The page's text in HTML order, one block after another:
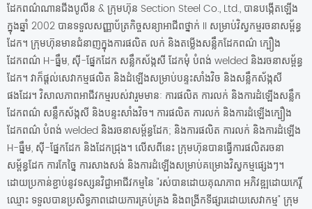
ដែកពណ៌ណានជីងបូលីន & ក្រុមហ៊ុន Section Steel Co., Ltd., បានបង្កើតឡើង
ក្នុងឆ្នាំ 2002 បានទទួលសញ្ញាប័ត្រកិច្ចសន្យាអាជីពថ្នាក់ II សម្រាប់វិស្វកម្មរចនាសម្ព័ន្ធ
ដែក។ ក្រុមហ៊ុនមានជំនាញក្នុងការផលិត លក់ និងតម្លើងសន្លឹកដែកពណ៌ ក្បឿង
ដែកពណ៌ H-ធ្នឹម, ស៊ី-ផ្នែកដែក សន្លឹកស័ង្កសី ដែកមុំ បំពង់ welded និងរចនាសម្ព័ន្ធ
ដែក។ វាក៏ផ្តល់សេវាកម្មផលិត និងដំឡើងសម្រាប់បន្ទះសាំងវិច និងសន្លឹកស័ង្កសី
ផងដែរ។ វិសាលភាពអាជីវកម្មរបស់វារួមមានៈ ការផលិត ការលក់ និងការដំឡើងសន្លឹក
ដែកពណ៌ សន្លឹកស័ង្កសី និងបន្ទះសាំងវិច។ ការផលិត ការលក់ និងការដំឡើងក្បឿង
ដែកពណ៌ បំពង់ welded និងរចនាសម្ព័ន្ធដែក; និងការផលិត ការលក់ និងការដំឡើង
H-ធ្នឹម, ស៊ី-ផ្នែកដែក និងដែកជ្រុង។ លើសពីនេះ ក្រុមហ៊ុនបានធ្វើការផលិតរចនា
សម្ព័ន្ធដែក ការកែច្នៃ ការសាងសង់ និងការដំឡើងសម្រាប់គម្រោងវិស្វកម្មផ្សេងៗ។
ដោយប្រកាន់ខ្ជាប់នូវទស្សនវិជ្ជាអាជីវកម្មនៃ "រស់បានដោយគុណភាព អភិវឌ្ឍដោយកេរ្តិ៍
ឈ្មោះ ទទួលបានប្រសិទ្ធភាពដោយការគ្រប់គ្រង និងពង្រីកទីផ្សារដោយសេវាកម្ម" ក្រុម